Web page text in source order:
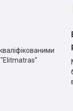
"Elitmatras"